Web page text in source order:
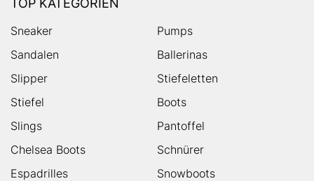
TOP KATEGORIEN
Sneaker
Pumps
Sandalen
Ballerinas
Slipper
Stiefeletten
Stiefel
Boots
Slings
Pantoffel
Chelsea Boots
Schnürer
Espadrilles
Snowboots